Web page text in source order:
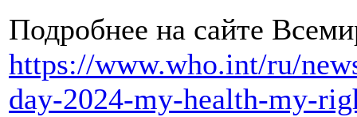
Подробнее на сайте
https://www.who.int/ru/
day-2024-my-health-my-